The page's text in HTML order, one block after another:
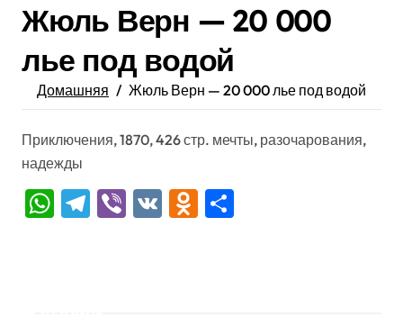
Жюль Верн — 20 000
лье под водой
Домашняя Жюль Верн — 20 000 лье под водой
Приключения, 1870, 426 стр. мечты, разочарования,
надежды
WhatsApp
Telegram
Viber
VK Odnoklassniki